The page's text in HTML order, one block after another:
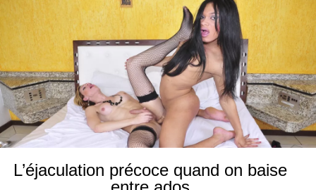
L’éjaculation précoce quand on baise